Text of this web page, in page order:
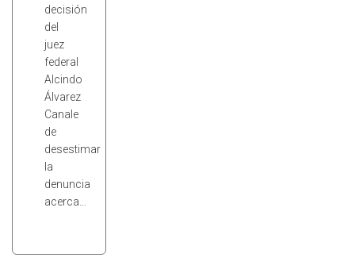
decisión
del
juez
federal
Alcindo
Álvarez
Canale
de
desestimar
la
denuncia
acerca…